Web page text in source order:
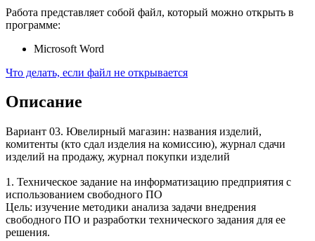
Работа представляет собой файл, который можно открыть в
программе:
Microsoft Word
Что делать, если файл не открывается
Описание
Вариант 03. Ювелирный магазин: названия изделий,
комитенты (кто сдал изделия на комиссию), журнал сдачи
изделий на продажу, журнал покупки изделий
1. Техническое задание на информатизацию предприятия с
использованием свободного ПО
Цель: изучение методики анализа задачи внедрения
свободного ПО и разработки технического задания для ее
решения.